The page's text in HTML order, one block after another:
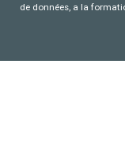
de données, a la